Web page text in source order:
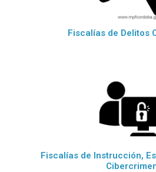
Fiscalías de Delitos
Fiscalías de Instrucción,